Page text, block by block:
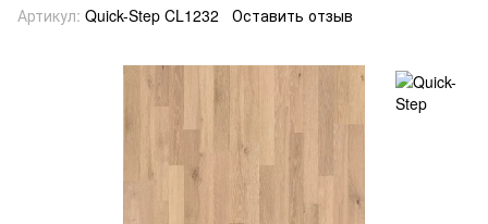
Артикул: Quick-Step CL1232 Оставить отзыв